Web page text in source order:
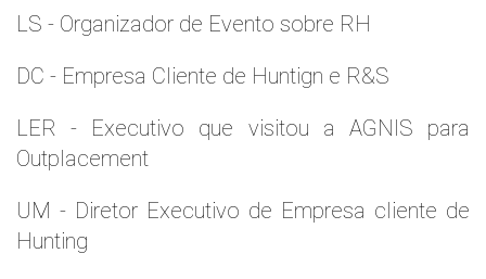
LS - Organizador de Evento sobre RH
DC - Empresa Cliente de Huntign e R&S
LER - Executivo que visitou a AGNIS para
Outplacement
UM - Diretor Executivo de Empresa cliente de
Hunting